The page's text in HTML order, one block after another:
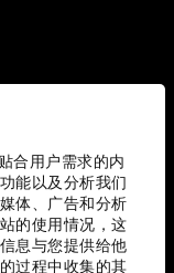
合用户需求的内
能以及分析我们
体、广告和分析
的使用情况，这
息与您提供给他
过程中收集的其